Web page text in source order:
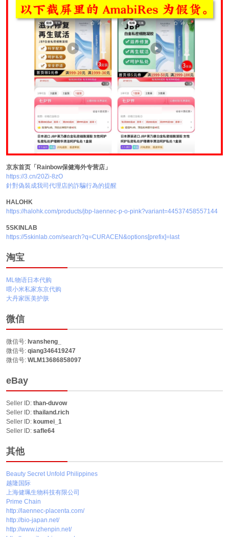
京东首页「Rainbow保健海外专营店」
https://3.cn/20Zi-8zO
針對偽裝成我司代理店的詐騙行為的提醒
HALOHK
https://halohk.com/products/jbp-laennec-p-o-pink?variant=44537458557144
5SKINLAB
https://5skinlab.com/search?q=CURACEN&options[prefix]=last
淘宝
ML物语日本代购
喂小米私家东京代购
大丹家医美护肤
微信
微信号: Ivansheng_
微信号: qiang346419247
微信号: WLM13686858097
eBay
Seller ID: than-duvow
Seller ID: thailand.rich
Seller ID: koumei_1
Seller ID: safle64
其他
Beauty Secret Unfold Philippines
越隆国际
上海健珮生物科技有限公司
Prime Chain
http://laennec-placenta.com/
http://bio-japan.net/
http://www.izhenpin.net/